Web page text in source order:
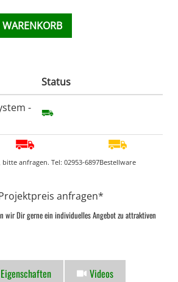
Status
-
bitte anfragen. Tel: 02953-6897Bestellware
anfragen*
wir Dir gerne ein individuelles Angebot zu attraktiven
Eigenschaften
Videos